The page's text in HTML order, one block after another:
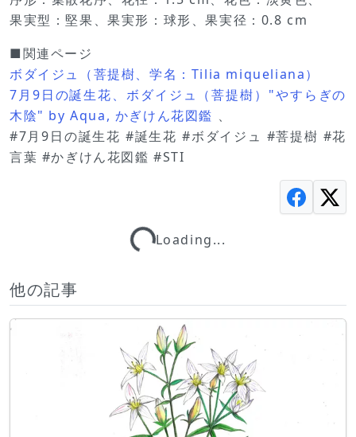
果実型：堅果、果実形：球形、果実径：0.8 cm
■関連ページ
ボダイジュ（菩提樹、学名：Tilia miqueliana）
7月9日の誕生花、ボダイジュ（菩提樹）"やすらぎの
木陰" by Aqua, かぎけん花図鑑 、
#7月9日の誕生花 #誕生花 #ボダイジュ #菩提樹 #花
言葉 #かぎけん花図鑑 #STI
Loading...
Loading...
他の記事